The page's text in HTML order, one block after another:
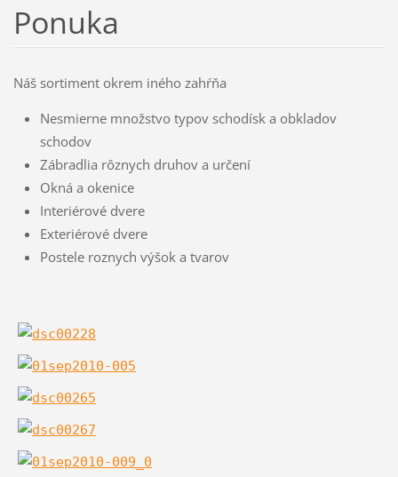
Ponuka
Náš sortiment okrem iného zahŕňa
Nesmierne množstvo typov schodísk a obkladov
schodov
Zábradlia rôznych druhov a určení
Okná a okenice
Interiérové dvere
Exteriérové dvere
Postele roznych výšok a tvarov